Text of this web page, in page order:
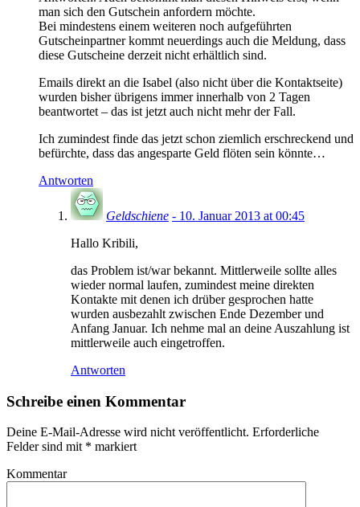
man sich den Gutschein anfordern möchte.
Bei mindestens einem weiteren noch aufgeführten
Gutscheinpartner kommt neuerdings auch die Meldung, dass
diese Gutscheine derzeit nicht erhältlich sind.
Emails direkt an die Isabel (also nicht über die Kontaktseite)
wurden bisher übrigens immer innerhalb von 2 Tagen
beantwortet – das ist jetzt auch nicht mehr der Fall.
Ich zumindest finde das jetzt schon ziemlich erschreckend und
befürchte, dass das angesparte Geld flöten sein könnte…
Antworten
Geldschiene - 10. Januar 2013 at 00:45
Hallo Kribili,
das Problem ist/war bekannt. Mittlerweile sollte alles
wieder normal laufen, zumindest meine direkten
Kontakte mit denen ich drüber gesprochen hatte
wurden ausbezahlt zwischen Ende Dezember und
Anfang Januar. Ich nehme mal an deine Auszahlung ist
mittlerweile auch eingetroffen.
Antworten
Schreibe einen Kommentar
Deine E-Mail-Adresse wird nicht veröffentlicht. Erforderliche
Felder sind mit * markiert
Kommentar